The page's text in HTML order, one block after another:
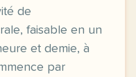
de
faisable en un
et demie, à
par